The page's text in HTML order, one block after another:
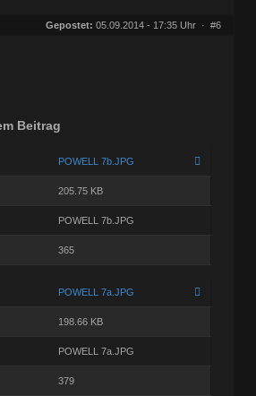
Gepostet: 05.09.2014 - 17:35 Uhr · #6
Beitrag
POWELL 7b.JPG
205.75 KB
POWELL 7b.JPG
365
POWELL 7a.JPG
198.66 KB
POWELL 7a.JPG
379